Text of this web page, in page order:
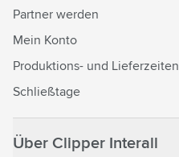
Partner werden
Mein Konto
Produktions- und Lieferzeiten
Schließtage
Über Clipper Interall